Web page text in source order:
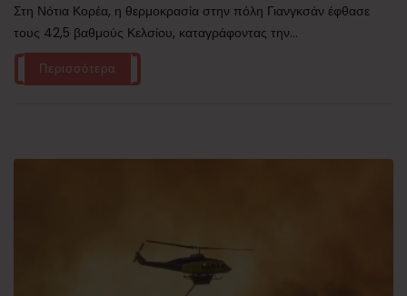
Στη Νότια Κορέα, η θερμοκρασία στην πόλη Γιανγκσάν έφθασε
τους 42,5 βαθμούς Κελσίου, καταγράφοντας την...
Περισσότερα